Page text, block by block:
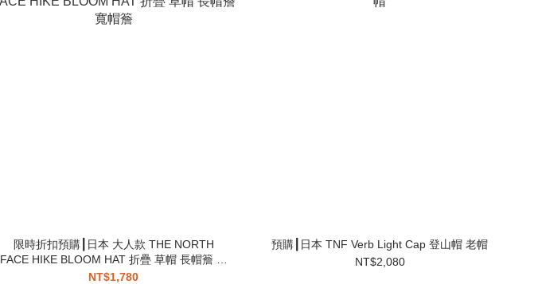
限時折扣預購┃日本 大人款 THE NORTH
FACE HIKE BLOOM HAT 折疊 草帽 長帽簷 寬
帽簷
NT$1,780
預購┃日本 TNF Verb Light Cap 登山帽 老帽
NT$2,080